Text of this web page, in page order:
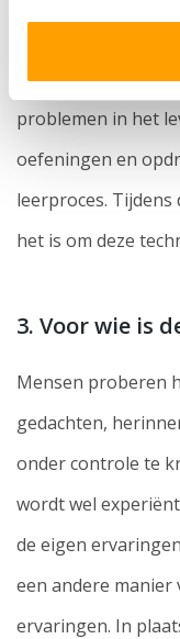
nieuwe
problemen in het
oefeningen en
leerproces.
het is om deze
3. Voor wie is
Mensen proberen
gedachten,
onder controle te
wordt wel
de eigen
een andere manier
ervaringen. In